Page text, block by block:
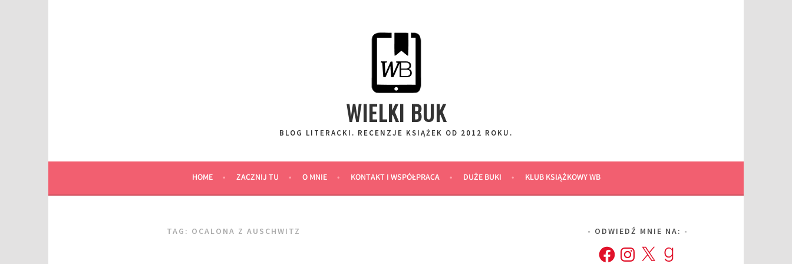
WIELKI BUK
BLOG LITERACKI. RECENZJE KSIĄŻEK OD 2012 ROKU.
HOME ZACZNIJ TU O MNIE KONTAKT I WSPÓŁPRACA DUŻE BUKI KLUB KSIĄŻKOWY WB
TAG: OCALONA Z AUSCHWITZ ODWIEDŹ MNIE NA:
FacebookInstagram
X Goodreads